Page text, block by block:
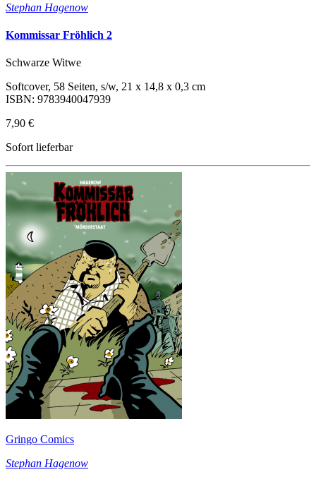
Stephan Hagenow
Kommissar Fröhlich 2
Schwarze Witwe
Softcover, 58 Seiten, s/w, 21 x 14,8 x 0,3 cm
ISBN: 9783940047939
7,90 €
Sofort lieferbar
Gringo Comics
Stephan Hagenow